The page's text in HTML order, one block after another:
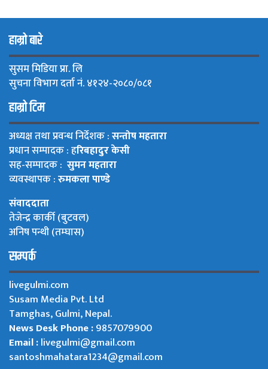
हाम्रो बारे
सुसम मिडिया प्रा. लि
सुचना विभाग दर्ता नं. ४१२४-२०८०/०८१
हाम्रो टिम
अध्यक्ष तथा प्रवन्ध निर्देशक :सन्तोष महतारा
प्रधान सम्पादक : हरिबहादुर केसी
सह-सम्पादक : सुमन महतारा
व्यवस्थापक :रुमकला पाण्डे
संवाददाता
तेजेन्द्र कार्की (बुटवल)
अनिष पन्थी (तम्घास)
सम्पर्क
livegulmi.com
Susam Media Pvt. Ltd
Tamghas, Gulmi, Nepal.
News Desk Phone :9857079900
Email :livegulmi@gmail.com
santoshmahatara1234@gmail.com